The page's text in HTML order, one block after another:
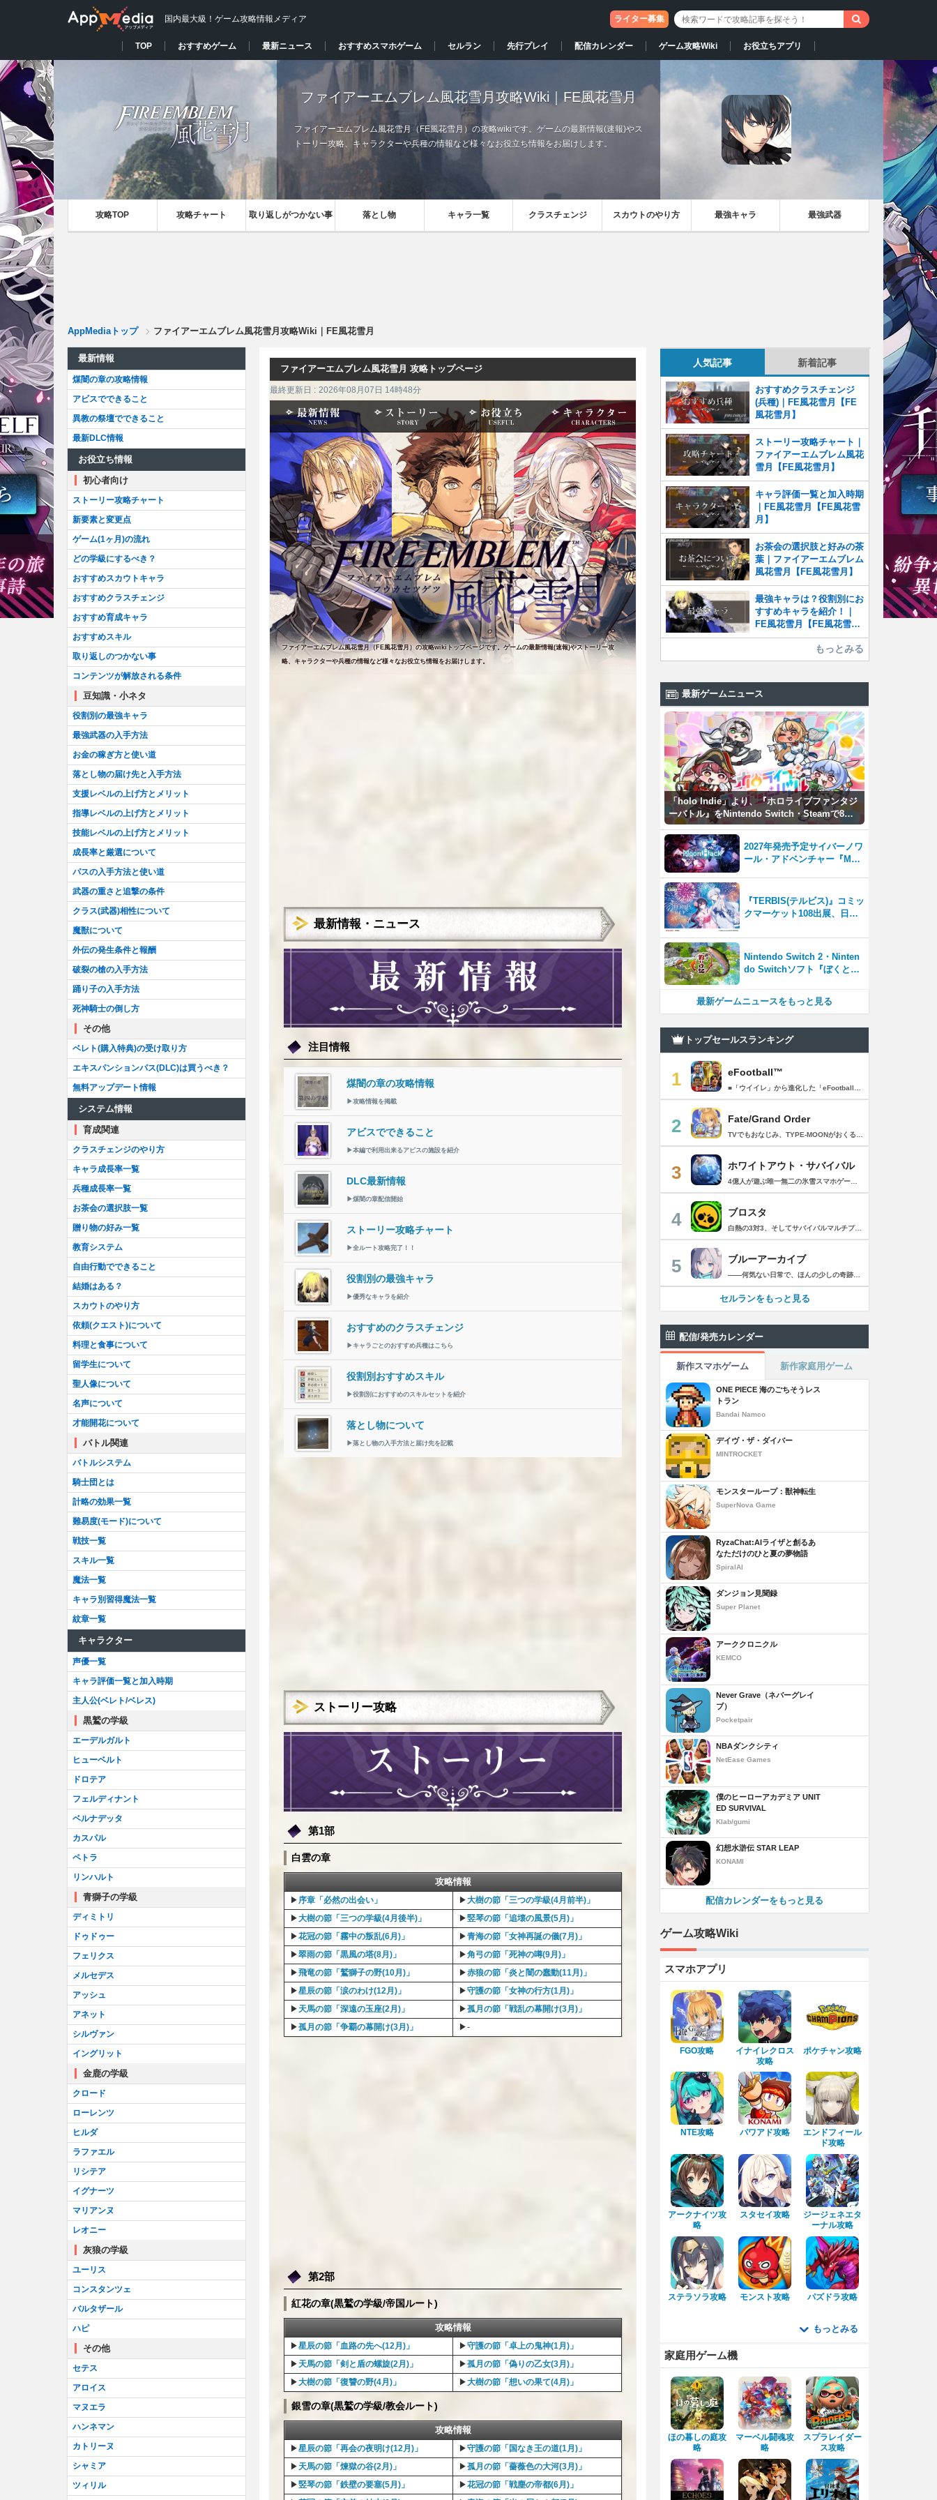
国内最大級！ゲーム攻略情報メディア ライター募集
TOP おすすめゲーム 最新ニュース おすすめスマホゲーム セルラン 先行プレイ 配信カレンダー ゲーム攻略Wiki お役立ちアプリ
ファイアーエムブレム風花雪月攻略Wiki｜FE風花雪月
ファイアーエムブレム風花雪月（FE風花雪月）の攻略wikiです。ゲームの最新情報(速報)やス
トーリー攻略、キャラクターや兵種の情報など様々なお役立ち情報をお届けします。
攻略TOP 攻略チャート 取り返しがつかない事 落とし物 キャラ一覧 クラスチェンジ スカウトのやり方 最強キャラ 最強武器
AppMediaトップ ファイアーエムブレム風花雪月攻略Wiki｜FE風花雪月
ファイアーエムブレム風花雪月 攻略トップページ
最終更新日 : 2026年08月07日 14時48分
ファイアーエムブレム風花雪月（FE風花雪月）の攻略wikiトップページです。ゲームの最新情報(速報)やストーリー攻
略、キャラクターや兵種の情報など様々なお役立ち情報をお届けします。
最新情報・ニュース
注目情報
煤闇の章の攻略情報
▶攻略情報を掲載
アビスでできること
▶本編で利用出来るアビスの施設を紹介
DLC最新情報
▶煤闇の章配信開始
ストーリー攻略チャート
▶全ルート攻略完了！！
役割別の最強キャラ
▶優秀なキャラを紹介
おすすめのクラスチェンジ
▶キャラごとのおすすめ兵種はこちら
役割別おすすめスキル
▶役割別におすすめのスキルセットを紹介
落とし物について
▶落とし物の入手方法と届け先を記載
ストーリー攻略
第1部
白雲の章
攻略情報
▶︎ 序章「必然の出会い」 ▶︎大樹の節「三つの学級(4月前半)」
▶︎大樹の節「三つの学級(4月後半)」 ▶︎竪琴の節「追壊の風景(5月)」
▶︎花冠の節「霧中の叛乱(6月)」 ▶︎青海の節「女神再誕の儀(7月)」
▶︎翠雨の節「黒風の塔(8月)」 ▶︎角弓の節「死神の噂(9月)」
▶︎飛竜の節「鷲獅子の野(10月)」 ▶︎赤狼の節「炎と闇の蠢動(11月)」
▶︎星辰の節「涙のわけ(12月)」 ▶︎守護の節「女神の行方(1月)」
▶︎ 天馬の節「深遠の玉座(2月)」 ▶︎孤月の節「戦乱の幕開け(3月)」
▶︎孤月の節「争覇の幕開け(3月)」 ▶︎-
第2部
紅花の章(黒鷲の学級/帝国ルート)
攻略情報
▶︎星辰の節「血路の先へ(12月)」 ▶︎守護の節「卓上の鬼神(1月)」
▶︎ 天馬の節「剣と盾の螺旋(2月)」 ▶︎孤月の節「偽りの乙女(3月)」
▶︎大樹の節「復讐の野(4月)」 ▶︎大樹の節「想いの果て(4月)」
銀雪の章(黒鷲の学級/教会ルート)
攻略情報
▶︎星辰の節「再会の夜明け(12月)」 ▶︎守護の節「国なき王の道(1月)」
▶︎ 天馬の節「煉獄の谷(2月)」 ▶︎孤月の節「薔薇色の大河(3月)」
▶︎竪琴の節「鉄壁の要塞(5月)」 ▶︎花冠の節「戦塵の帝都(6月)」
最新情報
煤闇の章の攻略情報
アビスでできること
異教の祭壇でできること
最新DLC情報
お役立ち情報
初心者向け
ストーリー攻略チャート
新要素と変更点
ゲーム(1ヶ月)の流れ
どの学級にするべき？
おすすめスカウトキャラ
おすすめクラスチェンジ
おすすめ育成キャラ
おすすめスキル
取り返しのつかない事
コンテンツが解放される条件
豆知識・小ネタ
役割別の最強キャラ
最強武器の入手方法
お金の稼ぎ方と使い道
落とし物の届け先と入手方法
支援レベルの上げ方とメリット
指導レベルの上げ方とメリット
技能レベルの上げ方とメリット
成長率と厳選について
パスの入手方法と使い道
武器の重さと追撃の条件
クラス(武器)相性について
魔獣について
外伝の発生条件と報酬
破裂の槍の入手方法
踊り子の入手方法
死神騎士の倒し方
その他
ベレト(購入特典)の受け取り方
エキスパンションパス(DLC)は買うべき？
無料アップデート情報
システム情報
育成関連
クラスチェンジのやり方
キャラ成長率一覧
兵種成長率一覧
お茶会の選択肢一覧
贈り物の好み一覧
教育システム
自由行動でできること
結婚はある？
スカウトのやり方
依頼(クエスト)について
料理と食事について
留学生について
聖人像について
名声について
才能開花について
バトル関連
バトルシステム
騎士団とは
計略の効果一覧
難易度(モード)について
戦技一覧
スキル一覧
魔法一覧
キャラ別習得魔法一覧
紋章一覧
キャラクター
声優一覧
キャラ評価一覧と加入時期
主人公(ベレト/ベレス)
黒鷲の学級
エーデルガルト
ヒューベルト
ドロテア
フェルディナント
ベルナデッタ
カスパル
ペトラ
リンハルト
青獅子の学級
ディミトリ
ドゥドゥー
フェリクス
メルセデス
アッシュ
アネット
シルヴァン
イングリット
金鹿の学級
クロード
ローレンツ
ヒルダ
ラファエル
リシテア
イグナーツ
マリアンヌ
レオニー
灰狼の学級
ユーリス
コンスタンツェ
バルタザール
ハピ
その他
セテス
アロイス
マヌエラ
ハンネマン
カトリーヌ
シャミア
ツィリル
人気記事 新着記事
おすすめクラスチェンジ
(兵種)｜FE風花雪月【FE
風花雪月】
ストーリー攻略チャート｜
ファイアーエムブレム風花
雪月【FE風花雪月】
キャラ評価一覧と加入時期
｜FE風花雪月【FE風花雪
月】
お茶会の選択肢と好みの茶
葉｜ファイアーエムブレム
風花雪月【FE風花雪月】
最強キャラは？役割別にお
すすめキャラを紹介！｜
FE風花雪月【FE風花雪
月】
もっとみる
最新ゲームニュース
「holo Indie」より、『ホロライブファンタジ
ーバトル』をNintendo Switch・Steamで8月7
日発売！
2027年発売予定サイバーノワ
ール・アドベンチャー『Moo
『TERBIS(テルビス)』コミッ
クマーケット108出展、日本
化
Nintendo Switch 2・Ninten
do Switchソフト『ぼくと釣
最新ゲームニュースをもっと見る
トップセールスランキング
1 eFootball™
2 Fate/Grand Order
3 ホワイトアウト・サバイバル
4 ブロスタ
白熱の3対3、そしてサバイバルマルチプレイを楽しめるモバイルゲーム！3分間で展開する様々なゲームモード… 友達と共闘するもよし、一人で戦うもよし。 強力な必殺技や特殊能力を持ったキャラクターを入手して、アップグレードしましょう。ユニークなスキンを集めれば、戦場でひときわ目立つこと間違いなし！ブロスタワールドの不思議なステージで、バトルを繰り広げましょう！ ブロスタは無料でダウンロードおよびプレイが可能ですが、一部のゲーム内アイテムを有料で購入いただくことも可能です（ランダムなアイテムを含む）。ゲーム内アイテムの有料購入を希望しない場合は、デバイスの設定からアプリ内課金を無効にしてください。 様々なゲームモードで戦おう エメラルドハント（3対3）：チームの仲間と共に敵チームに勝利！エメラルドを10個集めたら最後まで守り抜きましょう。倒されるとエメラルドも失います。 バトルロイヤル（ソロ/デュオ）：生き残りをかけたサバイバルモード。キャラクターのパワーアップを集めましょう。デュオまたはソロモードを選んだら、大混乱の戦場で最後まで生き延びた者が勝者となります。そして勝者がすべてを独り占めします！ ブロストライカー（3対3）：ひと味違うゲームモードです！サッカーの腕試しといきましょう。先に2ゴールを決めたチームが勝利します。なおレッドカードはありませんので、激しいバトルにご注意ください。 賞金稼ぎ（3対3）：敵を倒して星を獲得！自分の星も守り抜きましょう。より多くの星を集めたチームの勝利です。 強奪（3対3）：チームの金庫を守りながら、敵チームの金庫の破壊を目指します。ひっそりと前進したら、豪快にお宝までの道を切り拓きましょう！ 特別イベント：期間限定の特別な対人および対CPUゲームモードです。 チャンピオンシップチャレンジ：ブロスタのゲーム内予選に参加して、eスポーツの世界に飛び込みましょう！ キャラクターのアンロックとアップグレード 強力な必殺技や特殊能力を持ったキャラクターを集めて、アップグレードしましょう。キャラクターを強化して、ユニークなスキンを集めましょう。 ブロスタパス クエストやブロスタボックス、エメラルド、ピンズ、そしてブロスタパス限定スキンなど、特典が盛りだくさん！シーズンごとに特典は変わります。 MVPプレイヤーになろう ローカルのランキングを駆け上がり、あなたの強さを証明しましょう！ どんな時も進化しよう 新たなキャラクターやスキン、マップ、特別イベント、ゲームモードを探し求めましょう。 特徴： 3対3のリアルタイム対戦で世界中のプレイヤーとバトル 白熱のモバイル向けサバイバルマルチプレイ 独自の攻撃や必殺技を持った、強力な新キャラクターをアンロック 日々入れ替わるイベントとゲームモード バトルは一人でも、フレンドと一緒でもプレイ可能 グローバルまたはローカルのランキングを駆け上がろう 仲間とクラブを結成したり参加したりして、情報交換しながら共に戦おう スキンをアンロックしてキャラクターをカスタマイズ プレイヤーが作った攻略の難しい新マップ クラッシュ・オブ・クラン、クラッシュ・ロワイヤル、ブーム・ビーチの制作会社がお届けするバトルゲーム！ サポート： サポートが必要な際は、ゲーム内の設定の「ヘルプとサポート」からご連絡いただくか、http://supercell.helpshift.com/a/brawl-stars/をご覧ください。 プライバシーポリシー： http://supercell.com/en/privacy-policy/jp/ サービス利用規約： http://supercell.com/en/terms-of-service/jp/ 保護者の皆さまへ： http://supercell.com/en/parents/jp/
5 ブルーアーカイブ
セルランをもっと見る
配信/発売カレンダー
新作スマホゲーム 新作家庭用ゲーム
ONE PIECE 海のごちそうレス
トラン
Bandai Namco
デイヴ・ザ・ダイバー
MINTROCKET
モンスターループ：獣神転生
SuperNova Game
RyzaChat:AIライザと創るあ
なただけのひと夏の夢物語
SpiralAI
ダンジョン見聞録
Super Planet
アーククロニクル
KEMCO
Never Grave（ネバーグレイ
ブ）
Pocketpair
NBAダンクシティ
NetEase Games
僕のヒーローアカデミア UNIT
ED SURVIVAL
Klab/gumi
幻想水滸伝 STAR LEAP
KONAMI
配信カレンダーをもっと見る
ゲーム攻略Wiki
スマホアプリ
FGO攻略
イナイレクロス
攻略
ポケチャン攻略
NTE攻略 パワアド攻略
エンドフィール
ド攻略
アークナイツ攻
略
スタセイ攻略
ジージェネエタ
ーナル攻略
ステラソラ攻略 モンスト攻略 パズドラ攻略
もっとみる
家庭用ゲーム機
ほの暮しの庭攻
略
マーベル闘魂攻
略
スプラレイダー
ス攻略